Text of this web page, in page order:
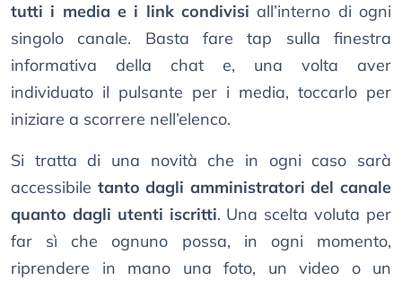
tutti i media e i link condivisi all’interno di ogni
singolo canale. Basta fare tap sulla finestra
informativa della chat e, una volta aver
individuato il pulsante per i media, toccarlo per
iniziare a scorrere nell’elenco.
Si tratta di una novità che in ogni caso sarà
accessibile tanto dagli amministratori del canale
quanto dagli utenti iscritti. Una scelta voluta per
far sì che ognuno possa, in ogni momento,
riprendere in mano una foto, un video o un